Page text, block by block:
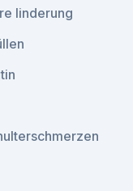
linderung